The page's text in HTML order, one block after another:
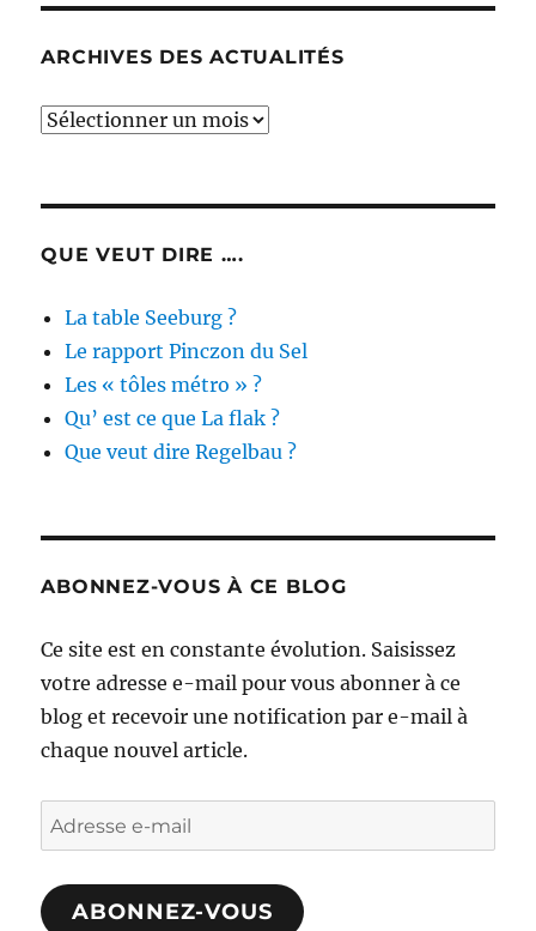
ARCHIVES DES ACTUALITÉS
Archives
QUE VEUT DIRE ….
La table Seeburg ?
Le rapport Pinczon du Sel
Les « tôles métro » ?
Qu’ est ce que La flak ?
Que veut dire Regelbau ?
ABONNEZ-VOUS À CE BLOG
Ce site est en constante évolution. Saisissez
votre adresse e-mail pour vous abonner à ce
blog et recevoir une notification par e-mail à
chaque nouvel article.
Adresse
e-
mail
ABONNEZ-VOUS